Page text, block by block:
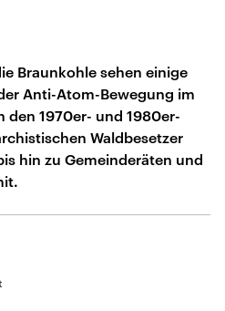
Braunkohle sehen einige
Anti-Atom-Bewegung im
den 1970er- und 1980er-
Waldbesetzer
hin zu Gemeinderäten und